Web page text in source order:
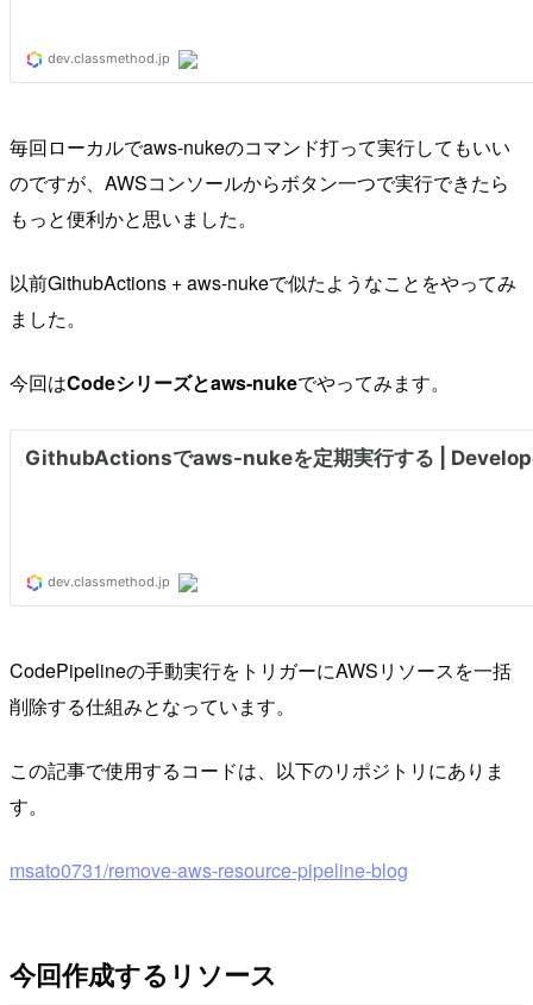
毎回ローカルでaws-nukeのコマンド打って実行してもいい
のですが、AWSコンソールからボタン一つで実行できたら
もっと便利かと思いました。
以前GithubActions + aws-nukeで似たようなことをやってみ
ました。
今回はCodeシリーズとaws-nukeでやってみます。
CodePipelineの手動実行をトリガーにAWSリソースを一括
削除する仕組みとなっています。
この記事で使用するコードは、以下のリポジトリにありま
す。
msato0731/remove-aws-resource-pipeline-blog
今回作成するリソース